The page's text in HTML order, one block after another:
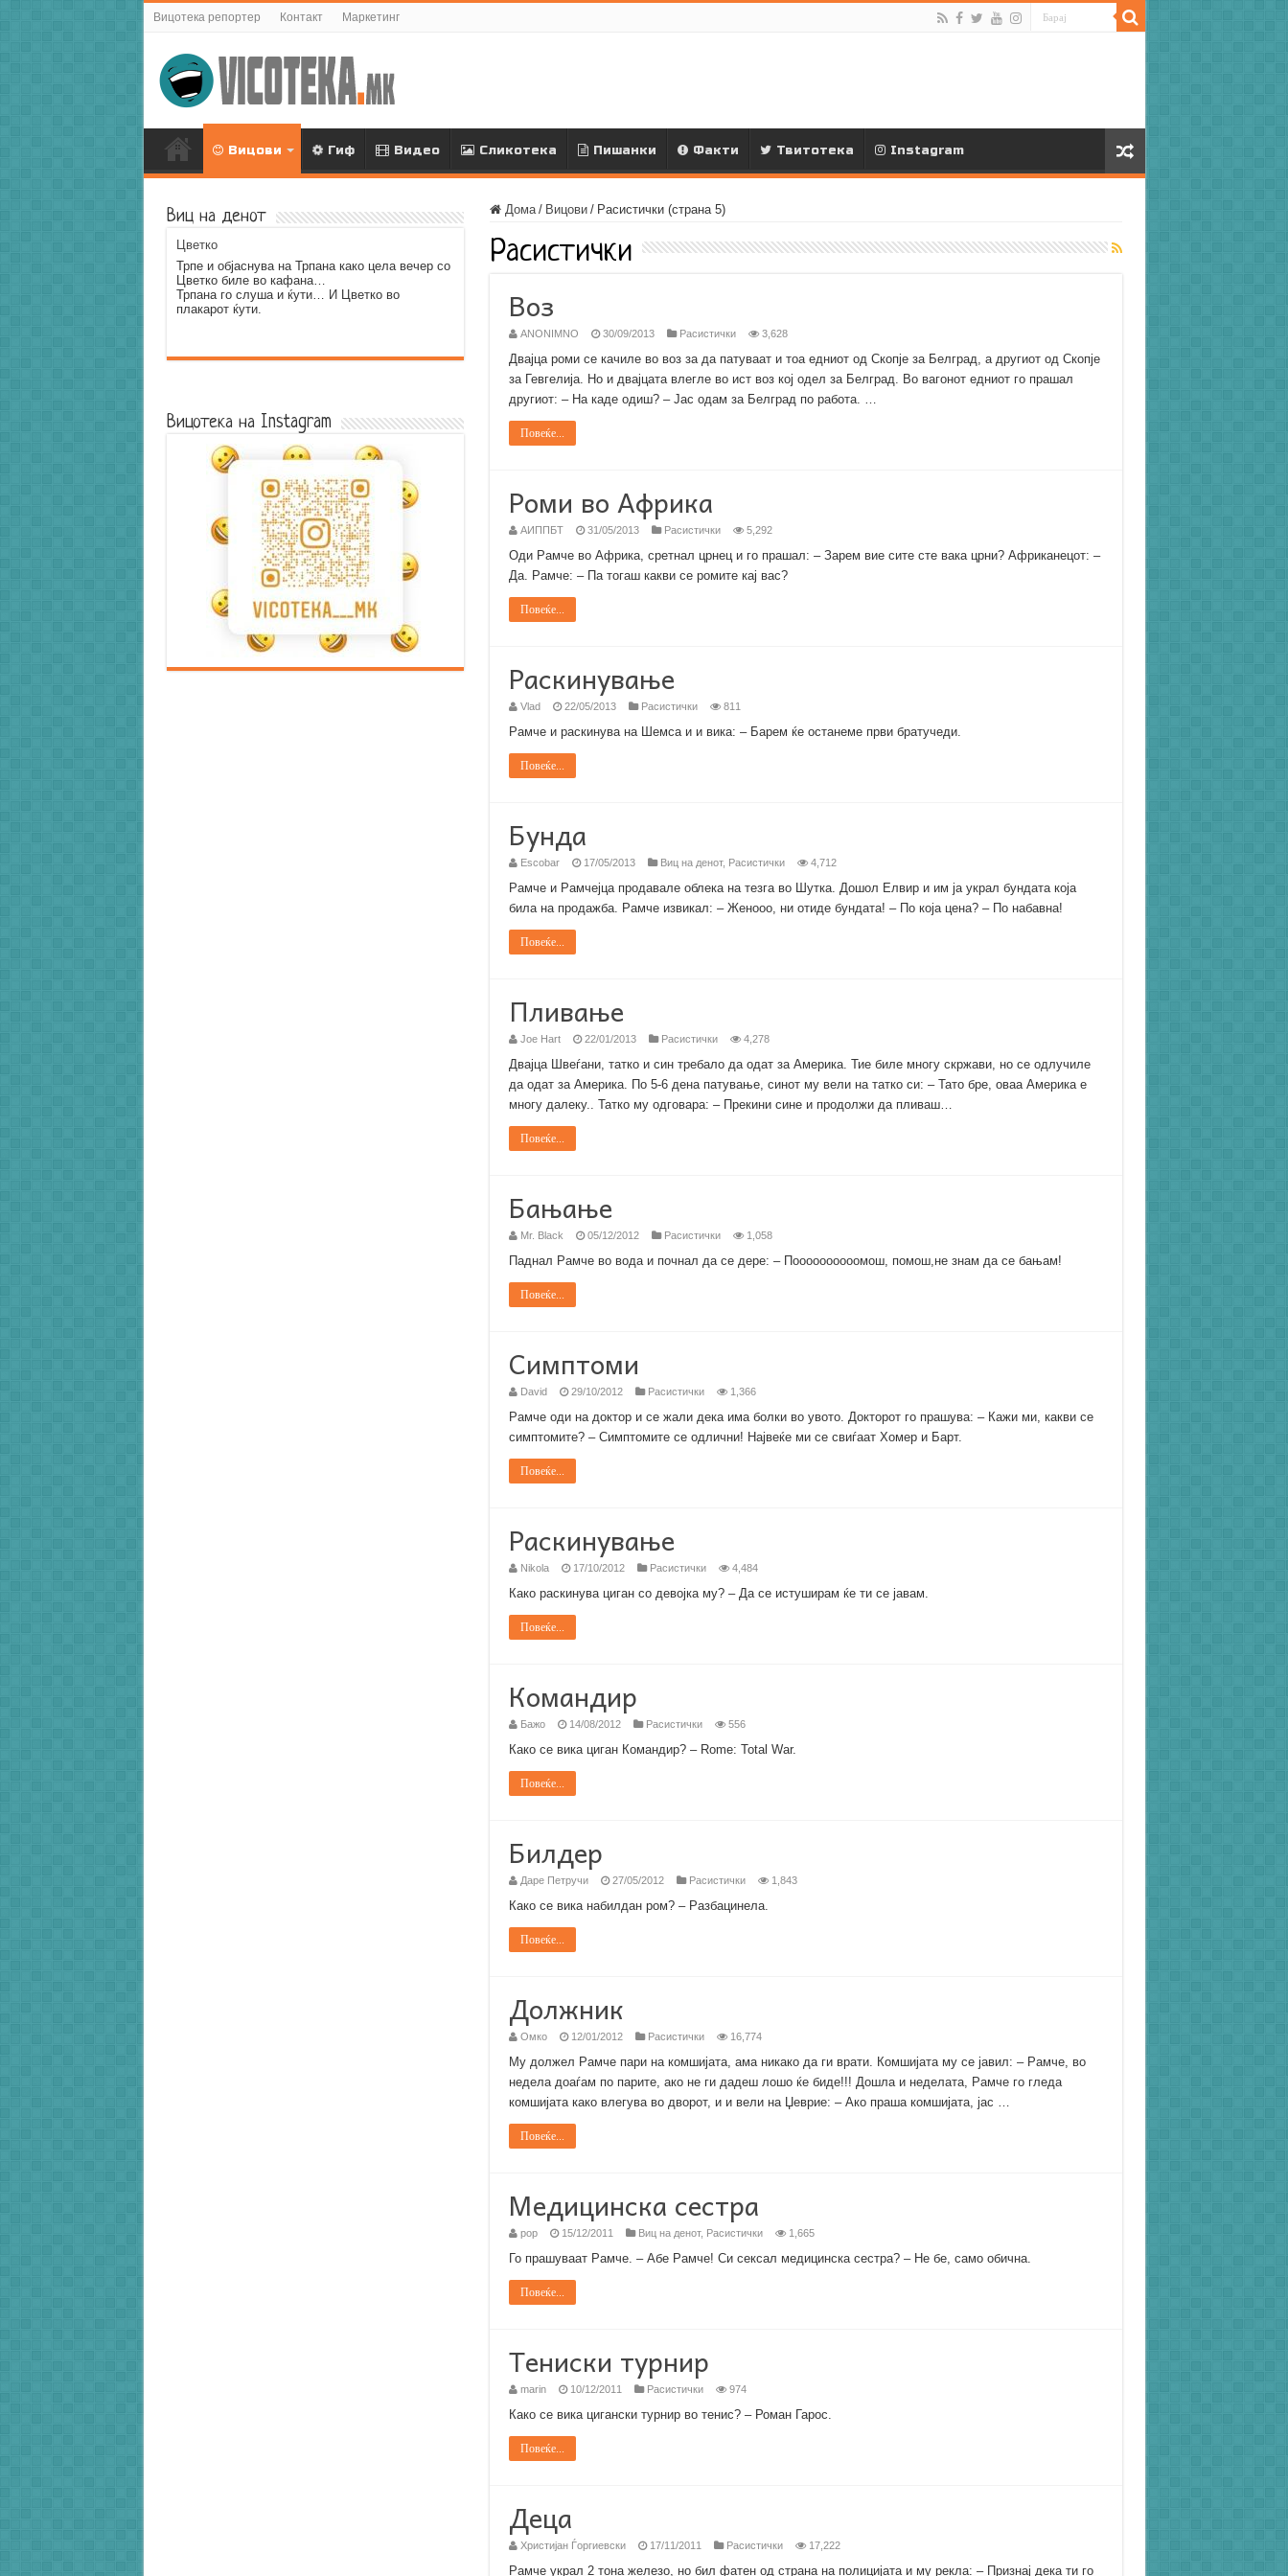
Вицотека репортер Контакт Маркетинг
Вицови Гиф Видео Сликотека Пишанки Факти Твитотека Instagram
Дома / Вицови / Расистички (страна 5)
Расистички
Воз
ANONIMNO 30/09/2013 Расистички 3,628
Двајца роми се качиле во воз за да патуваат и тоа едниот од Скопје за Белград, а другиот од Скопје
за Гевгелија. Но и двајцата влегле во ист воз кој одел за Белград. Во вагонот едниот го прашал
другиот: – На каде одиш? – Јас одам за Белград по работа. …
Повеќе...
Роми во Африка
АИППБТ 31/05/2013 Расистички 5,292
Оди Рамче во Африка, сретнал црнец и го прашал: – Зарем вие сите сте вака црни? Африканецот: –
Да. Рамче: – Па тогаш какви се ромите кај вас?
Повеќе...
Раскинување
Vlad 22/05/2013 Расистички 811
Рамче и раскинува на Шемса и и вика: – Барем ќе останеме први братучеди.
Повеќе...
Бунда
Escobar 17/05/2013 Виц на денот, Расистички 4,712
Рамче и Рамчејца продавале облека на тезга во Шутка. Дошол Елвир и им ја украл бундата која
била на продажба. Рамче извикал: – Женооо, ни отиде бундата! – По која цена? – По набавна!
Повеќе...
Пливање
Joe Hart 22/01/2013 Расистички 4,278
Двајца Швеѓани, татко и син требало да одат за Америка. Тие биле многу скржави, но се одлучиле
да одат за Америка. По 5-6 дена патување, синот му вели на татко си: – Тато бре, оваа Америка е
многу далеку.. Татко му одговара: – Прекини сине и продолжи да пливаш…
Повеќе...
Бањање
Mr. Black 05/12/2012 Расистички 1,058
Паднал Рамче во вода и почнал да се дере: – Поооооооооомош, помош,не знам да се бањам!
Повеќе...
Симптоми
David 29/10/2012 Расистички 1,366
Рамче оди на доктор и се жали дека има болки во увото. Докторот го прашува: – Кажи ми, какви се
симптомите? – Симптомите се одлични! Највеќе ми се свиѓаат Хомер и Барт.
Повеќе...
Раскинување
Nikola 17/10/2012 Расистички 4,484
Како раскинува циган со девојка му? – Да се истуширам ќе ти се јавам.
Повеќе...
Командир
Бажо 14/08/2012 Расистички 556
Како се вика циган Командир? – Rome: Total War.
Повеќе...
Билдер
Даре Петручи 27/05/2012 Расистички 1,843
Како се вика набилдан ром? – Разбацинела.
Повеќе...
Должник
Омко 12/01/2012 Расистички 16,774
Му должел Рамче пари на комшијата, ама никако да ги врати. Комшијата му се јавил: – Рамче, во
недела доаѓам по парите, ако не ги дадеш лошо ќе биде!!! Дошла и неделата, Рамче го гледа
комшијата како влегува во дворот, и и вели на Џеврие: – Ако праша комшијата, јас …
Повеќе...
Медицинска сестра
pop 15/12/2011 Виц на денот, Расистички 1,665
Го прашуваат Рамче. – Абе Рамче! Си сексал медицинска сестра? – Не бе, само обична.
Повеќе...
Тениски турнир
marin 10/12/2011 Расистички 974
Како се вика цигански турнир во тенис? – Роман Гарос.
Повеќе...
Деца
Христијан Ѓоргиевски 17/11/2011 Расистички 17,222
Рамче украл 2 тона железо, но бил фатен од страна на полицијата и му рекла: – Признај дека ти го
Виц на денот
Цветко
Трпе и објаснува на Трпана како цела вечер со
Цветко биле во кафана…
Трпана го слуша и ќути… И Цветко во
плакарот ќути.
Вицотека на Instagram